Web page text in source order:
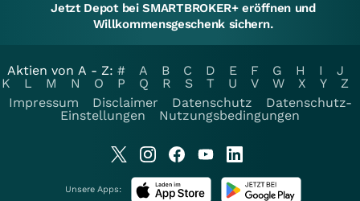
Jetzt Depot bei SMARTBROKER+ eröffnen und
Willkommensgeschenk sichern.
Aktien von A - Z: # A B C D E F G H I
J
K
L M N O P Q R S T U V W X Y
Z
Impressum
Disclaimer Datenschutz
Datenschutz-
Einstellungen
Nutzungsbedingungen
Unsere Apps: